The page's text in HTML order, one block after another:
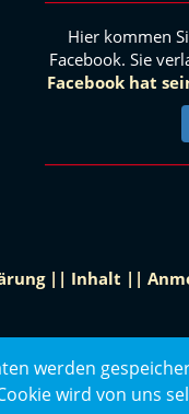
werden
wird von uns
Hier kommen
Facebook. Sie
Facebook hat
| | Inhalt | |